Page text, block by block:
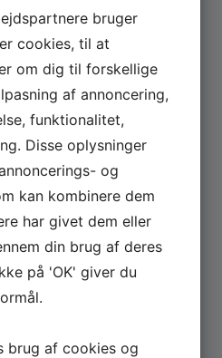
og Rotwerk maskiner
brug.
›
bruger
cookies, til at
om dig til forskellige
af annoncering,
funktionalitet,
Disse oplysninger
og
kan kombinere dem
har givet dem eller
din brug af deres
på 'OK' giver du
brug af cookies og